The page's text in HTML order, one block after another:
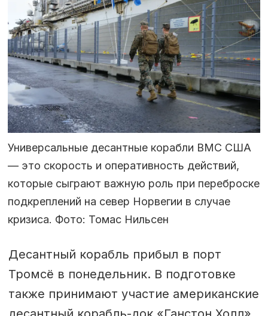
Универсальные десантные корабли ВМС США
— это скорость и оперативность действий,
которые сыграют важную роль при переброске
подкреплений на север Норвегии в случае
кризиса. Фото: Томас Нильсен
Десантный корабль прибыл в порт
Тромсё в понедельник. В подготовке
также принимают участие американские